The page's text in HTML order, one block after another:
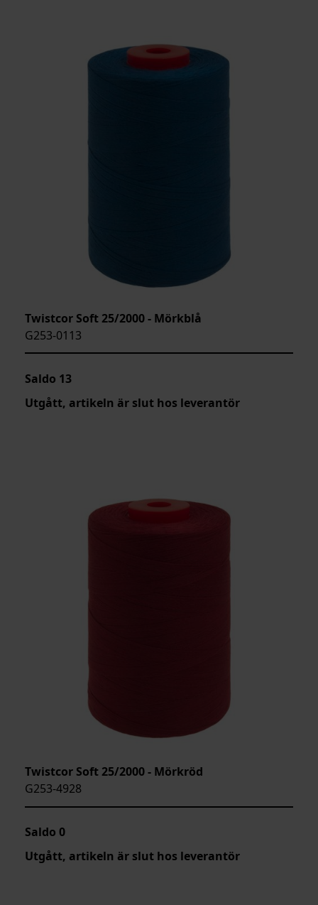
Twistcor Soft 25/2000 - Mörkblå
G253-0113
Saldo 13
Utgått, artikeln är slut hos leverantör
Twistcor Soft 25/2000 - Mörkröd
G253-4928
Saldo 0
Utgått, artikeln är slut hos leverantör